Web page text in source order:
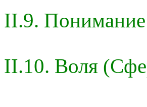
II.9.
II.10. Воля